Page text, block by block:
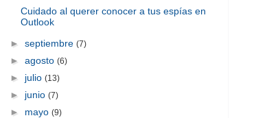
Cuidado al querer conocer a tus espías en
Outlook
► septiembre (7)
► agosto (6)
► julio (13)
► junio (7)
► mayo (9)